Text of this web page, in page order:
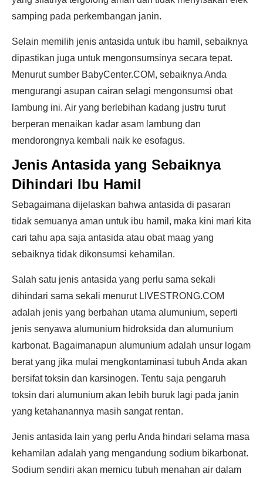
samping pada perkembangan janin.
Selain memilih jenis antasida untuk ibu hamil, sebaiknya
dipastikan juga untuk mengonsumsinya secara tepat.
Menurut sumber BabyCenter.COM, sebaiknya Anda
mengurangi asupan cairan selagi mengonsumsi obat
lambung ini. Air yang berlebihan kadang justru turut
berperan menaikan kadar asam lambung dan
mendorongnya kembali naik ke esofagus.
Jenis Antasida yang Sebaiknya
Dihindari Ibu Hamil
Sebagaimana dijelaskan bahwa antasida di pasaran
tidak semuanya aman untuk ibu hamil, maka kini mari kita
cari tahu apa saja antasida atau obat maag yang
sebaiknya tidak dikonsumsi kehamilan.
Salah satu jenis antasida yang perlu sama sekali
dihindari sama sekali menurut LIVESTRONG.COM
adalah jenis yang berbahan utama alumunium, seperti
jenis senyawa alumunium hidroksida dan alumunium
karbonat. Bagaimanapun alumunium adalah unsur logam
berat yang jika mulai mengkontaminasi tubuh Anda akan
bersifat toksin dan karsinogen. Tentu saja pengaruh
toksin dari alumunium akan lebih buruk lagi pada janin
yang ketahanannya masih sangat rentan.
Jenis antasida lain yang perlu Anda hindari selama masa
kehamilan adalah yang mengandung sodium bikarbonat.
Sodium sendiri akan memicu tubuh menahan air dalam